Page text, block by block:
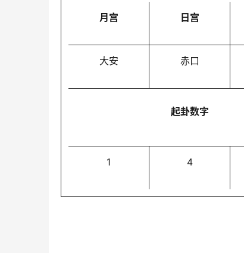
月宫 日宫
大安 赤口
起卦数字
1 4